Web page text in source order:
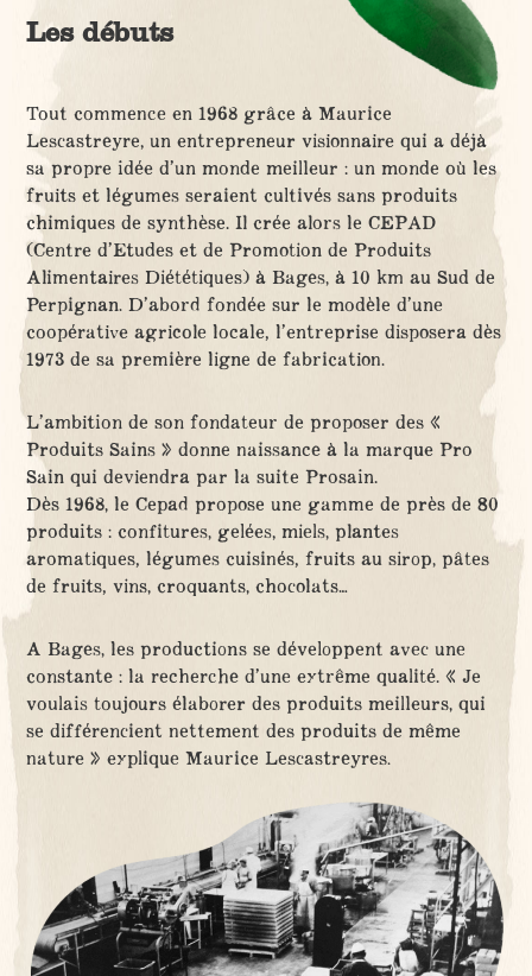
Les débuts
Tout commence en 1968 grâce à Maurice
Lescastreyre, un entrepreneur visionnaire qui a déjà
sa propre idée d’un monde meilleur : un monde où les
fruits et légumes seraient cultivés sans produits
chimiques de synthèse. Il crée alors le CEPAD
(Centre d’Etudes et de Promotion de Produits
Alimentaires Diététiques) à Bages, à 10 km au Sud de
Perpignan. D’abord fondée sur le modèle d’une
coopérative agricole locale, l’entreprise disposera dès
1973 de sa première ligne de fabrication.
L’ambition de son fondateur de proposer des «
Produits Sains » donne naissance à la marque Pro
Sain qui deviendra par la suite Prosain.
Dès 1968, le Cepad propose une gamme de près de 80
produits : confitures, gelées, miels, plantes
aromatiques, légumes cuisinés, fruits au sirop, pâtes
de fruits, vins, croquants, chocolats…
A Bages, les productions se développent avec une
constante : la recherche d’une extrême qualité. « Je
voulais toujours élaborer des produits meilleurs, qui
se différencient nettement des produits de même
nature » explique Maurice Lescastreyres.